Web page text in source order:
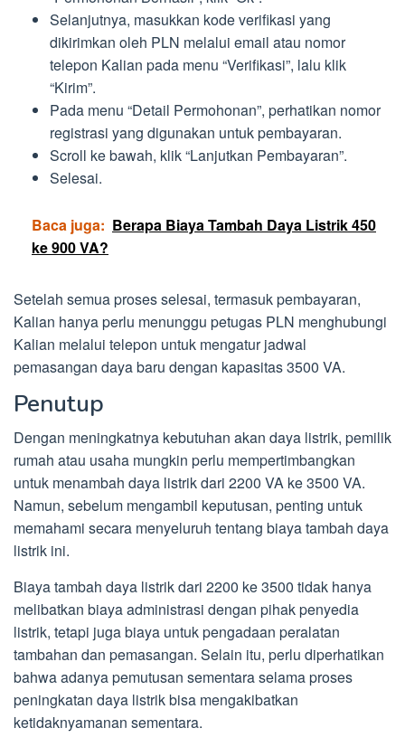
Selanjutnya, masukkan kode verifikasi yang
dikirimkan oleh PLN melalui email atau nomor
telepon Kalian pada menu “Verifikasi”, lalu klik
“Kirim”.
Pada menu “Detail Permohonan”, perhatikan nomor
registrasi yang digunakan untuk pembayaran.
Scroll ke bawah, klik “Lanjutkan Pembayaran”.
Selesai.
Baca juga: Berapa Biaya Tambah Daya Listrik 450
ke 900 VA?
Setelah semua proses selesai, termasuk pembayaran,
Kalian hanya perlu menunggu petugas PLN menghubungi
Kalian melalui telepon untuk mengatur jadwal
pemasangan daya baru dengan kapasitas 3500 VA.
Penutup
Dengan meningkatnya kebutuhan akan daya listrik, pemilik
rumah atau usaha mungkin perlu mempertimbangkan
untuk menambah daya listrik dari 2200 VA ke 3500 VA.
Namun, sebelum mengambil keputusan, penting untuk
memahami secara menyeluruh tentang biaya tambah daya
listrik ini.
Biaya tambah daya listrik dari 2200 ke 3500 tidak hanya
melibatkan biaya administrasi dengan pihak penyedia
listrik, tetapi juga biaya untuk pengadaan peralatan
tambahan dan pemasangan. Selain itu, perlu diperhatikan
bahwa adanya pemutusan sementara selama proses
peningkatan daya listrik bisa mengakibatkan
ketidaknyamanan sementara.